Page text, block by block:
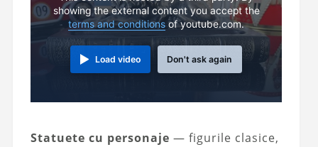
showing the external content you accept the
terms and conditions of youtube.com.
Load video Don't ask again
Statuete cu personaje — figurile clasice,